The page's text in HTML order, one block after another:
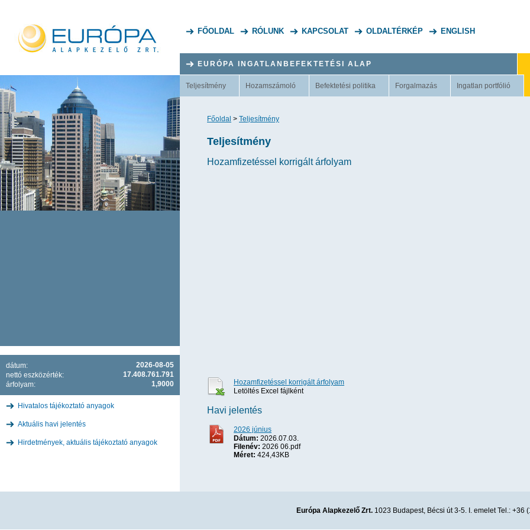
FŐOLDAL RÓLUNK KAPCSOLAT OLDALTÉRKÉP ENGLISH
2026-08-05
dátum:
17.408.761.791
nettó eszközérték:
1,9000
árfolyam:
Hivatalos tájékoztató anyagok
Aktuális havi jelentés
Hirdetmények, aktuális tájékoztató anyagok
EURÓPA INGATLANBEFEKTETÉSI ALAP
Teljesítmény Hozamszámoló Befektetési politika Forgalmazás Ingatlan portfólió
Főoldal > Teljesítmény
Teljesítmény
Hozamfizetéssel korrigált árfolyam
Hozamfizetéssel korrigált árfolyam
Letöltés Excel fájlként
Havi jelentés
2026 június
Dátum: 2026.07.03.
Filenév: 2026 06.pdf
Méret: 424,43KB
Európa Alapkezelő Zrt. 1023 Budapest, Bécsi út 3-5. I. emelet Tel.: +36